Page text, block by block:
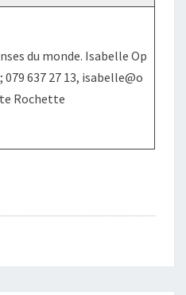
du monde. Isabelle Op
079 637 27 13, isabelle@o
Rochette